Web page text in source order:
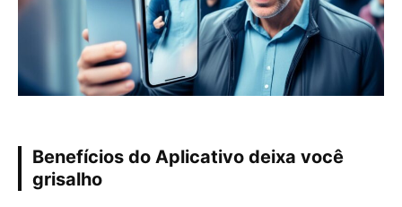
Benefícios do Aplicativo deixa você
grisalho